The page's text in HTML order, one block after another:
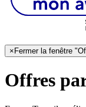
× Fermer la fenêtre
Offres